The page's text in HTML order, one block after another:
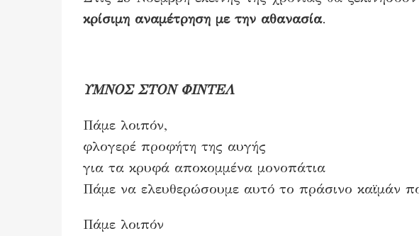
κρίσιμη αναμέτρηση με την αθανασία.
ΥΜΝΟΣ ΣΤΟΝ ΦΙΝΤΕΛ
Πάμε λοιπόν,
φλογερέ προφήτη της αυγής
για τα κρυφά αποκομμένα μονοπάτια
Πάμε να ελευθερώσουμε αυτό το πράσινο καϊμάν
Πάμε λοιπόν